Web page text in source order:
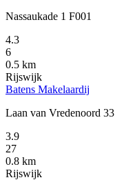
Nassaukade 1 F001
4.3
6
0.5 km
Rijswijk
Batens Makelaardij
Laan van Vredenoord 33
3.9
27
0.8 km
Rijswijk